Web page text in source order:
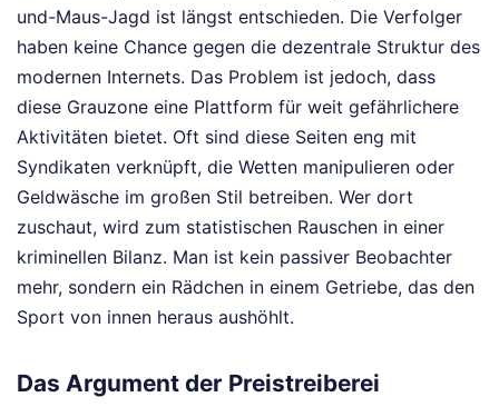
und-Maus-Jagd ist längst entschieden. Die Verfolger
haben keine Chance gegen die dezentrale Struktur des
modernen Internets. Das Problem ist jedoch, dass
diese Grauzone eine Plattform für weit gefährlichere
Aktivitäten bietet. Oft sind diese Seiten eng mit
Syndikaten verknüpft, die Wetten manipulieren oder
Geldwäsche im großen Stil betreiben. Wer dort
zuschaut, wird zum statistischen Rauschen in einer
kriminellen Bilanz. Man ist kein passiver Beobachter
mehr, sondern ein Rädchen in einem Getriebe, das den
Sport von innen heraus aushöhlt.
Das Argument der Preistreiberei